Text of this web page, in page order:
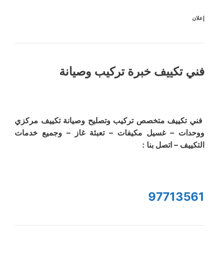
إعلان
فني تكييف خبرة تركيب وصيانة
فني تكييف متخصص تركيب وتصليح وصيانة تكييف مركزي
ووحدات – غسيل مكيفات – تعبئة غاز – وجميع خدمات
التكييف – اتصل بنا :
97713561